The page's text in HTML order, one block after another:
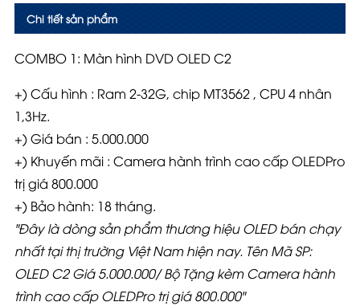
Chi tiết sản phẩm
COMBO 1: Màn hình DVD OLED C2
+) Cấu hình : Ram 2-32G, chip MT3562 , CPU 4 nhân
1,3Hz.
+) Giá bán : 5.000.000
+) Khuyến mãi : Camera hành trình cao cấp OLEDPro
trị giá 800.000
+) Bảo hành: 18 tháng.
"Đây là dòng sản phẩm thương hiệu OLED bán chạy
nhất tại thị trường Việt Nam hiện nay. Tên Mã SP:
OLED C2 Giá 5.000.000/ Bộ Tặng kèm Camera hành
trình cao cấp OLEDPro trị giá 800.000"